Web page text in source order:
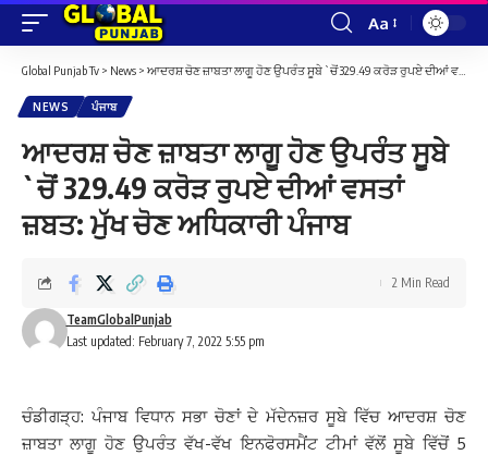
Font
Resizer
Aa
Global Punjab Tv > News > ਆਦਰਸ਼ ਚੋਣ ਜ਼ਾਬਤਾ ਲਾਗੂ ਹੋਣ ਉਪਰੰਤ ਸੂਬੇ `ਚੋਂ 329.49 ਕਰੋੜ ਰੁਪਏ ਦੀਆਂ ਵਸਤਾਂ ਜ਼ਬਤ: ਮੁੱਖ ਚੋਣ ਅਧਿਕਾਰੀ ਪੰਜਾਬ
NEWS ਪੰਜਾਬ
ਆਦਰਸ਼ ਚੋਣ ਜ਼ਾਬਤਾ ਲਾਗੂ ਹੋਣ ਉਪਰੰਤ ਸੂਬੇ
`ਚੋਂ 329.49 ਕਰੋੜ ਰੁਪਏ ਦੀਆਂ ਵਸਤਾਂ
ਜ਼ਬਤ: ਮੁੱਖ ਚੋਣ ਅਧਿਕਾਰੀ ਪੰਜਾਬ
Last updated: February 7, 2022 5:55 pm
TeamGlobalPunjab
2 Min Read
ਚੰਡੀਗੜ੍ਹ: ਪੰਜਾਬ ਵਿਧਾਨ ਸਭਾ ਚੋਣਾਂ ਦੇ ਮੱਦੇਨਜ਼ਰ ਸੂਬੇ ਵਿੱਚ ਆਦਰਸ਼ ਚੋਣ
ਜ਼ਾਬਤਾ ਲਾਗੂ ਹੋਣ ਉਪਰੰਤ ਵੱਖ-ਵੱਖ ਇਨਫੋਰਸਮੈਂਟ ਟੀਮਾਂ ਵੱਲੋਂ ਸੂਬੇ ਵਿੱਚੋਂ 5